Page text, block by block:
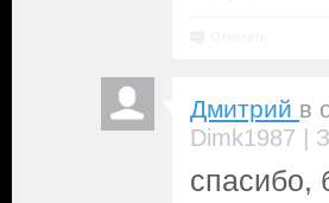
Дмитрий в
Dimk1987 |
спасибо,